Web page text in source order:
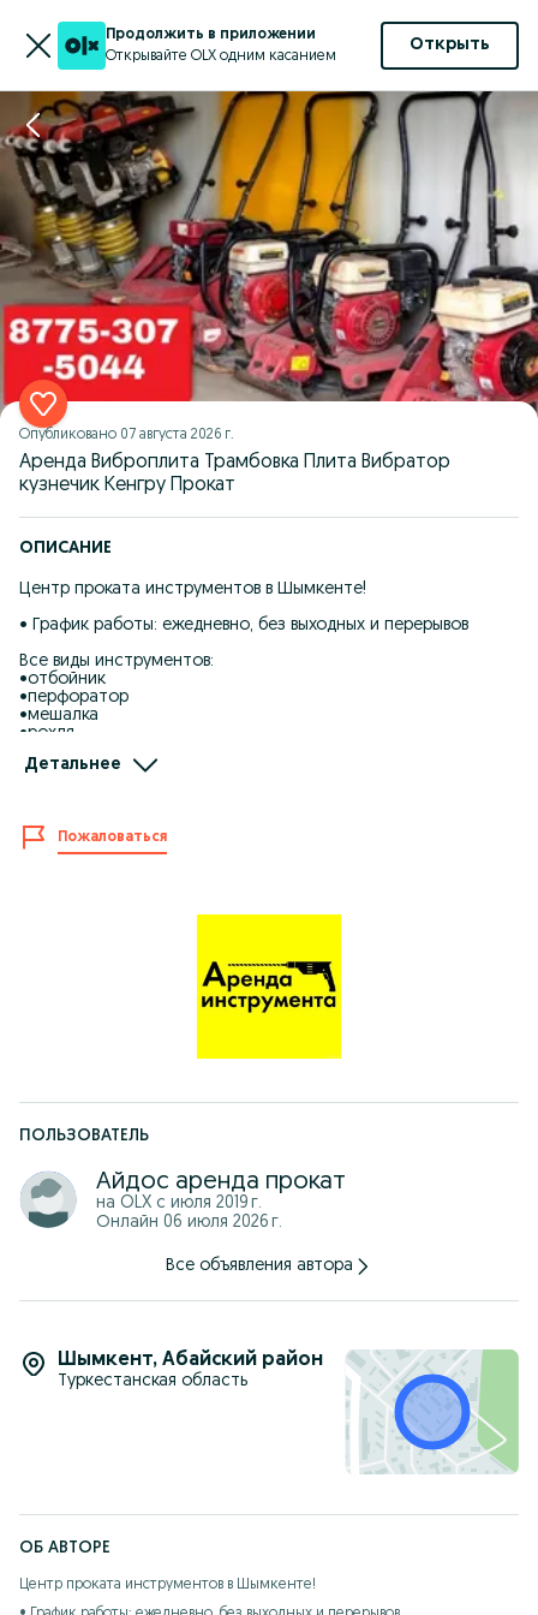
Продолжить в приложении
Открывайте OLX одним касанием
Открыть
Опубликовано 07 августа 2026 г.
Аренда Виброплита Трамбовка Плита Вибратор
кузнечик Кенгру Прокат
ОПИСАНИЕ
Центр проката инструментов в Шымкенте!
• График работы: ежедневно, без выходных и перерывов
Все виды инструментов:
•отбойник
•перфоратор
•мешалка
•рохля
•жираф
•генератор
•лобзик
•пчелка
• Состояние товаров отличное.
• Оплата карточкой или наличными.
Детальнее
Пожаловаться
ПОЛЬЗОВАТЕЛЬ
Айдос аренда прокат
на OLX с июля 2019 г.
Онлайн 06 июля 2026 г.
Все объявления автора
Шымкент, Абайский район
Туркестанская область
ОБ АВТОРЕ
Центр проката инструментов в Шымкенте!